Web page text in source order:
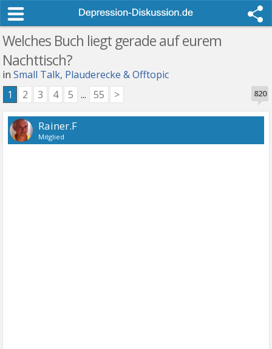
Welches Buch liegt gerade auf eurem
Nachttisch?
inSmall Talk, Plauderecke & Offtopic
820
1 2 3 4 5 ... 55 >
Rainer.F
Mitglied